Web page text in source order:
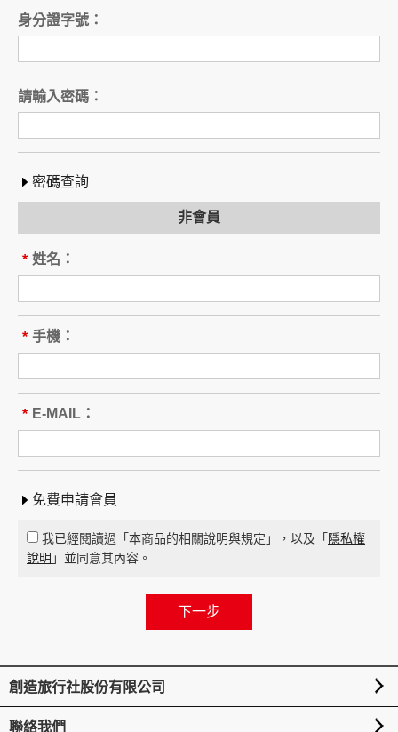
註冊編號：
營業所：
甲乙雙方同意就本旅遊事項，依下列約定辦理。
第一條（國外旅遊之意義）
本契約所謂國外旅遊，係指到中華民國疆域以外
其他國家或地區旅遊。
赴中國大陸旅行者，準用本旅遊契約之約定。
第二條（適用之範圍及順序）
之約定定之；本契約中未約定者，適用中華民國
第三條（旅遊團名稱、旅遊行程及廣告責任）
本旅遊團名稱為____________________
旅遊地區（國家、城市或觀光地
點）：________
_____ 與本契約有關之附件、廣告、宣傳文件、
行程表或說明會之說明內容均視為本契約內容之
負之義務不得低於廣告之內容。
第一項記載得以所刊登之廣告、宣傳文件、行程
未記載第一項內容或記載之內容與刊登廣告、宣
第四條（集合及出發時地）
甲方應於民國_____年_____月_____日_____時
身分證字號：
請輸入密碼：
密碼查詢
非會員
* 姓名：
* 手機：
* E-MAIL：
免費申請會員
我已經閱讀過「本商品的相關說明與規定」，以及「 隱私權
說明 」並同意其內容。
創造旅行社股份有限公司
聯絡我們